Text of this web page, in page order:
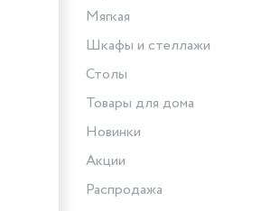
Мягкая
Шкафы и стеллажи
Столы
Товары для дома
Новинки
Акции
Распродажа